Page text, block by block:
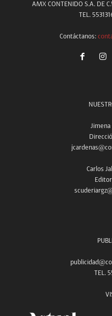
AMX CONTENIDO S.A. DE
TEL.
Contáctanos:
Jimena
Carlos
TEL.